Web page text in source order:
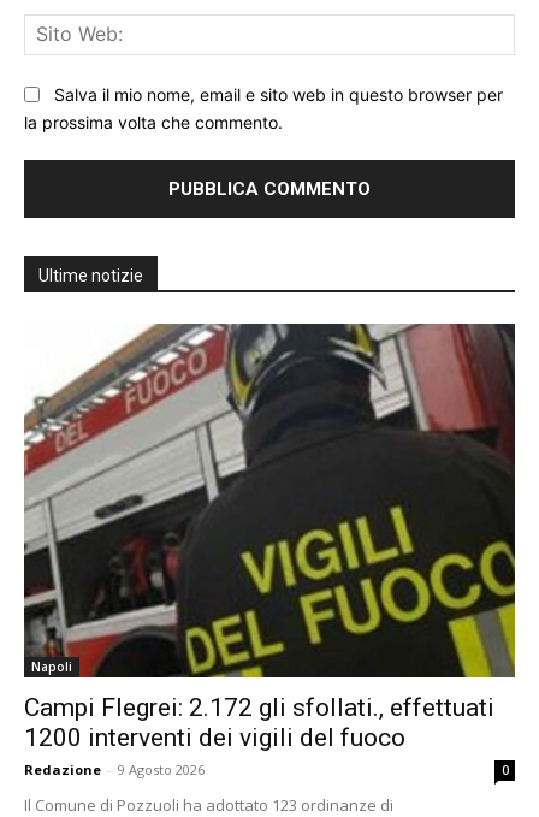
Salva il mio nome, email e sito web in questo browser per
la prossima volta che commento.
Ultime notizie
Napoli
Campi Flegrei: 2.172 gli sfollati., effettuati
1200 interventi dei vigili del fuoco
Redazione - 9 Agosto 2026 0
Il Comune di Pozzuoli ha adottato 123 ordinanze di